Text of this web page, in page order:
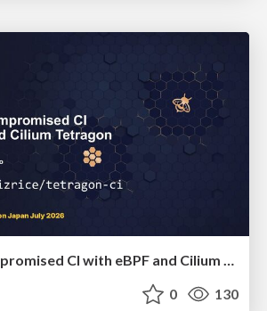
Detecting Compromised CI with eBPF and Cilium Tetragon
0 130